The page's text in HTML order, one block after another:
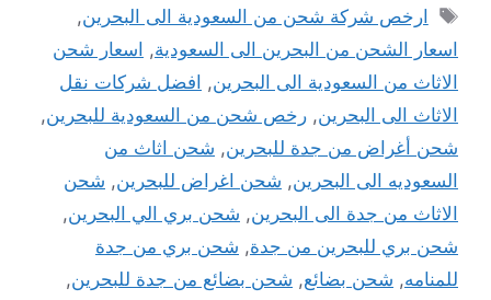
الوسوم
ارخص شركة شحن من السعودية الى البحرين,
اسعار الشحن من البحرين الى السعودية, اسعار شحن
الاثاث من السعودية الى البحرين, افضل شركات نقل
الاثاث الى البحرين, رخص شحن من السعودية للبحرين,
شحن أغراض من جدة للبحرين, شحن اثاث من
السعوديه الى البحرين, شحن اغراض للبحرين, شحن
الاثاث من جدة الى البحرين, شحن بري الي البحرين,
شحن بري للبحرين من جدة, شحن بري من جدة
للمنامه, شحن بضائع, شحن بضائع من جدة للبحرين,